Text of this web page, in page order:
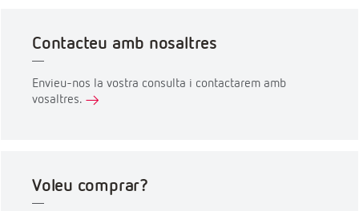
Contacteu amb nosaltres
Envieu-nos la vostra consulta i contactarem amb
vosaltres.
Voleu comprar?